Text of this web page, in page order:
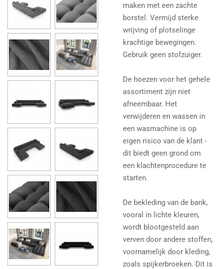
maken met een zachte
borstel. Vermijd sterke
wrijving of plotselinge
krachtige bewegingen.
Gebruik geen stofzuiger.
De hoezen voor het gehele
assortiment zijn niet
afneembaar. Het
verwijderen en wassen in
een wasmachine is op
eigen risico van de klant -
dit biedt geen grond om
een ​​klachtenprocedure te
starten.
De bekleding van de bank,
vooral in lichte kleuren,
wordt blootgesteld aan
verven door andere stoffen,
voornamelijk door kleding,
zoals spijkerbroeken. Dit is